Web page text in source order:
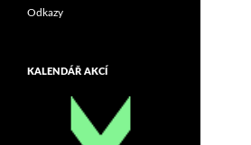
Odkazy
KALENDÁŘ AKCÍ